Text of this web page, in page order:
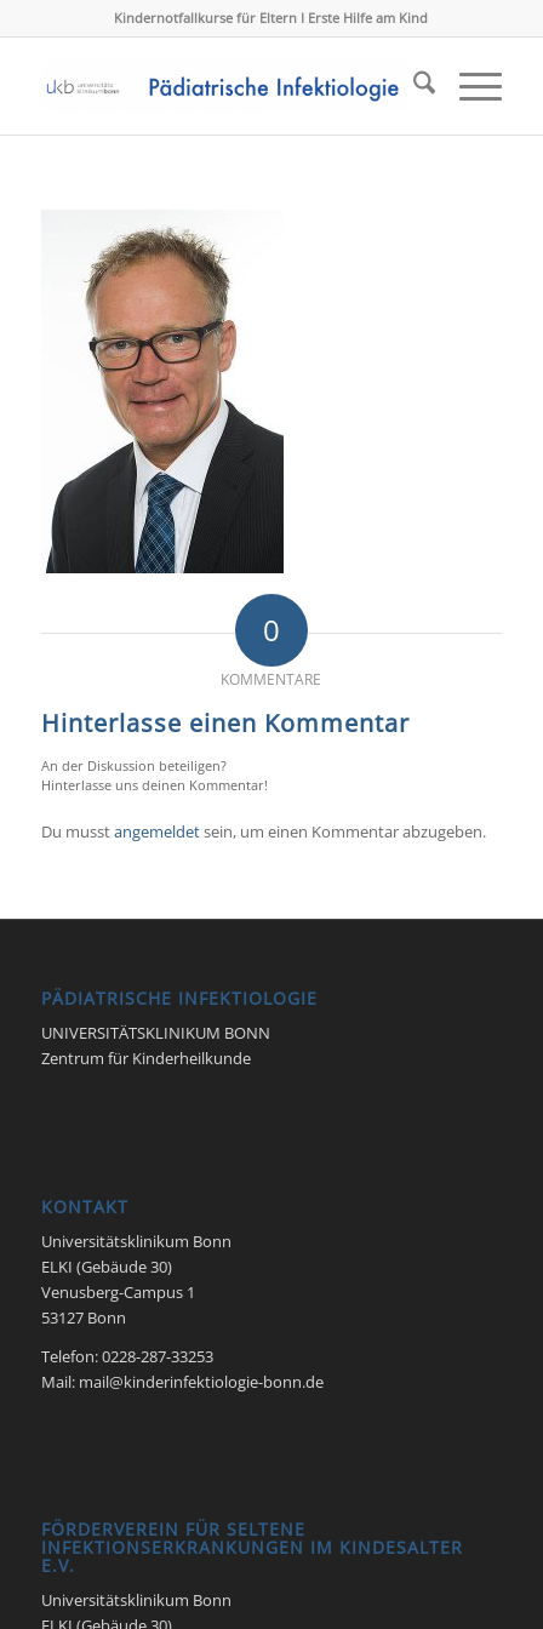
Kindernotfallkurse für Eltern I Erste Hilfe am Kind
0
KOMMENTARE
Hinterlasse einen Kommentar
An der Diskussion beteiligen?
Hinterlasse uns deinen Kommentar!
Du musstangemeldetsein, um einen Kommentar abzugeben.
PÄDIATRISCHE INFEKTIOLOGIE
UNIVERSITÄTSKLINIKUM BONN
Zentrum für Kinderheilkunde
KONTAKT
Universitätsklinikum Bonn
ELKI (Gebäude 30)
Venusberg-Campus 1
53127 Bonn
Telefon: 0228-287-33253
Mail: mail@kinderinfektiologie-bonn.de
FÖRDERVEREIN FÜR SELTENE
INFEKTIONSERKRANKUNGEN IM KINDESALTER
E.V.
Universitätsklinikum Bonn